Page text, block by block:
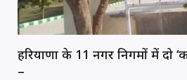
हरियाणा के 11 नगर निगमों में दो
–